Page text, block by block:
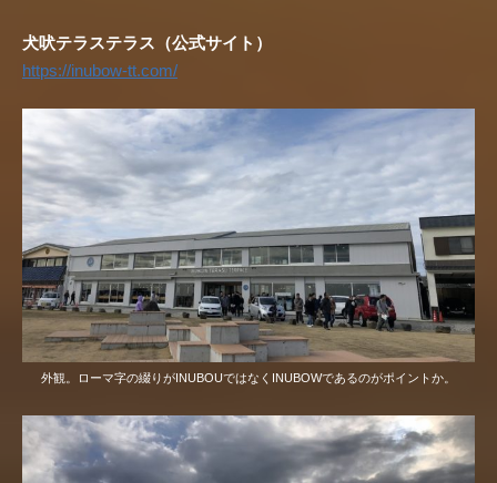
犬吠テラステラス（公式サイト）
https://inubow-tt.com/
外観。ローマ字の綴りがINUBOUではなくINUBOWであるのがポイントか。